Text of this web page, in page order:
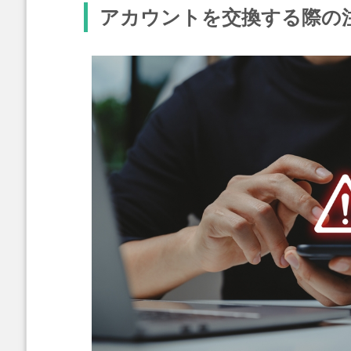
アカウントを交換する際の